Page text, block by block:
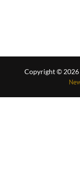
Copyright © 2026